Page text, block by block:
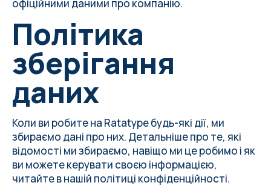
офіційними даними про компанію.
Політика
зберігання
даних
Коли ви робите на Ratatype будь-які дії, ми
збираємо дані про них. Детальніше про те, які
відомості ми збираємо, навіщо ми це робимо і як
ви можете керувати своєю інформацією,
читайте в нашій політиці конфіденційності.